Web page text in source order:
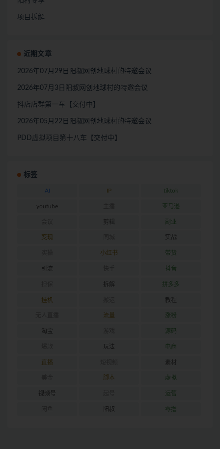
项目拆解
近期文章
2026年07月29日阳叔网创地球村的特邀会议
2026年07月3日阳叔网创地球村的特邀会议
抖店店群第一车【交付中】
2026年05月22日阳叔网创地球村的特邀会议
PDD虚拟项目第十八车【交付中】
标签
AI IP tiktok
youtube 亚马逊
剪辑 副业
变现 实战
小红书 带货
引流 抖音
拆解 拼多多
挂机 教程
流量 涨粉
淘宝 源码
玩法 电商
直播 素材
脚本 虚拟
视频号 运营
阳叔 零撸